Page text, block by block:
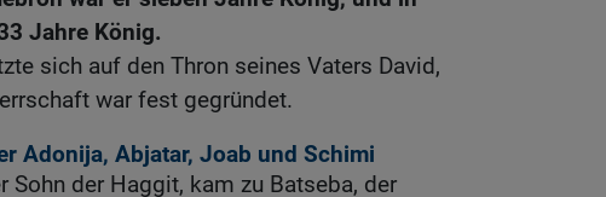
Jahre König.
sich auf den Thron seines Vaters David,
war fest gegründet.
Adonija, Abjatar, Joab und Schimi
Sohn der Haggit, kam zu Batseba, der